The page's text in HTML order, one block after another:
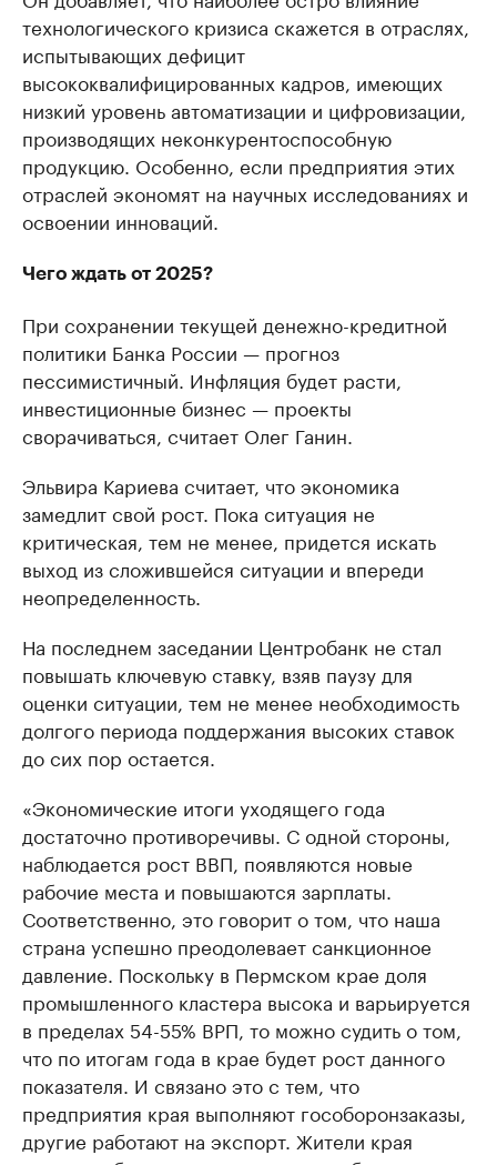
технологического кризиса скажется в отраслях,
испытывающих дефицит
высококвалифицированных кадров, имеющих
низкий уровень автоматизации и цифровизации,
производящих неконкурентоспособную
продукцию. Особенно, если предприятия этих
отраслей экономят на научных исследованиях и
освоении инноваций.
Чего ждать от 2025?
При сохранении текущей денежно-кредитной
политики Банка России — прогноз
пессимистичный. Инфляция будет расти,
инвестиционные бизнес — проекты
сворачиваться, считает Олег Ганин.
Эльвира Кариева считает, что экономика
замедлит свой рост. Пока ситуация не
критическая, тем не менее, придется искать
выход из сложившейся ситуации и впереди
неопределенность.
На последнем заседании Центробанк не стал
повышать ключевую ставку, взяв паузу для
оценки ситуации, тем не менее необходимость
долгого периода поддержания высоких ставок
до сих пор остается.
«Экономические итоги уходящего года
достаточно противоречивы. С одной стороны,
наблюдается рост ВВП, появляются новые
рабочие места и повышаются зарплаты.
Соответственно, это говорит о том, что наша
страна успешно преодолевает санкционное
давление. Поскольку в Пермском крае доля
промышленного кластера высока и варьируется
в пределах 54-55% ВРП, то можно судить о том,
что по итогам года в крае будет рост данного
показателя. И связано это с тем, что
предприятия края выполняют гособоронзаказы,
другие работают на экспорт. Жители края